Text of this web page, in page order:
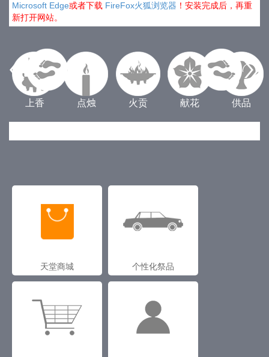
Microsoft Edge或者下载 FireFox火狐浏览器 ！安装完成后，再重
新打开网站。
上香 点烛 火贡 献花 供品
天堂商城 个性化祭品